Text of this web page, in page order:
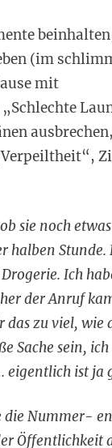
(im
mit
sie noch
Stunde.
Ich
der Anruf
zu viel, wie
Sache sein,
ist ja
die Nummer-
Öffentlichkeit